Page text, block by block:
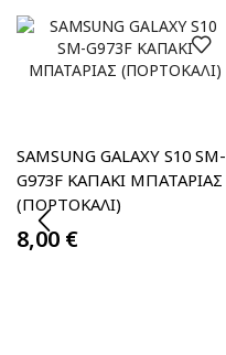
SAMSUNG GALAXY S10 SM-
G973F ΚΑΠΑΚΙ ΜΠΑΤΑΡΙΑΣ
(ΠΟΡΤΟΚΑΛΙ)
8,00 €